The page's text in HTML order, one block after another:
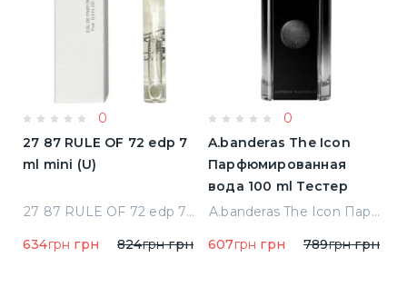
0
27 87 RULE OF 72 edp 7
ml mini (U)
27 87 RULE OF 72 edp 7 ml mini (U)
634грн грн 824грнгрн
0
A.banderas The Icon
Парфюмированная
вода 100 ml Тестер
A.banderas The Icon Парфюмированная вода 100 ml Тестер
607грн грн 789грнгрн